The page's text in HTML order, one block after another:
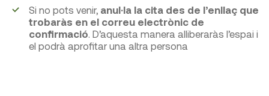
Si no pots venir, anul·la la cita des de l’enllaç que
trobaràs en el correu electrònic de
confirmació. D’aquesta manera alliberaràs l’espai i
el podrà aprofitar una altra persona